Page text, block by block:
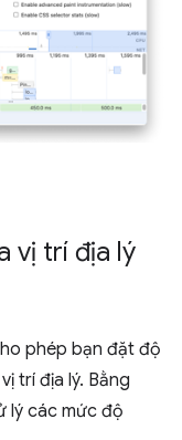
vị trí địa lý
phép bạn đặt độ
trí địa lý. Bằng
lý các mức độ